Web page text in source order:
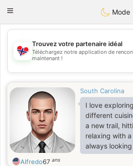
Toggle
Mode
💖
Trouvez votre partenaire idéal
Téléchargez notre application de
maintenant !
South Carolina
I love
different
a new trail,
relaxing with a
always
experience.
Alfredo67 ans